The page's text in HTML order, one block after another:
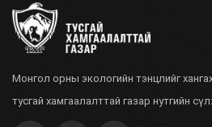
Монгол орны экологийн тэнцлийг
тусгай хамгаалалттай газар нутгийн